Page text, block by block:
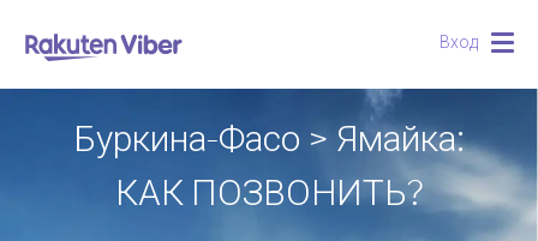
Вход
Буркина-Фасо > Ямайка:
КАК ПОЗВОНИТЬ?